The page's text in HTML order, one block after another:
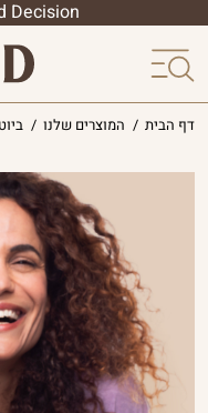
Decision
הליפוזומלית
פטריות
מרפא
הסדרה
המקצועית
דף הבית / המוצרים שלנו /